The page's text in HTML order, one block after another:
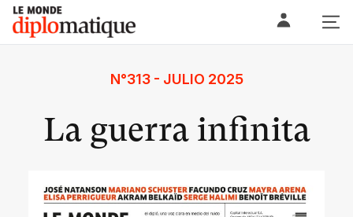
Skip
content
Le monde diplomatique
N°313 - JULIO 2025
La guerra infinita